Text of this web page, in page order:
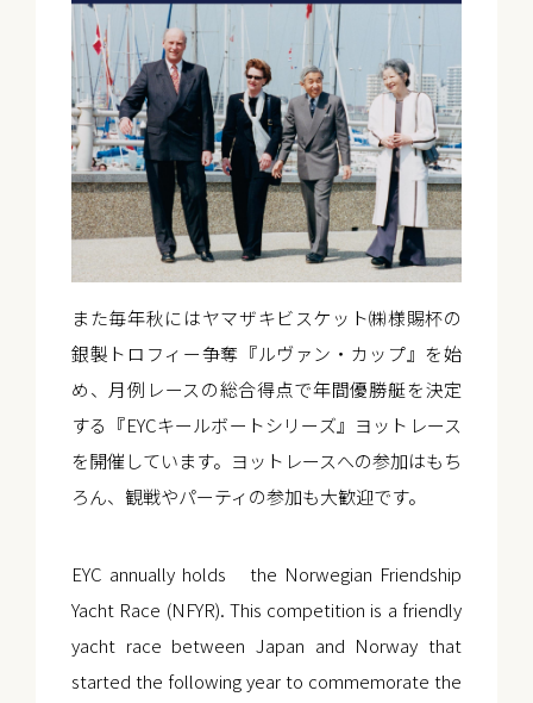
また毎年秋にはヤマザキビスケット㈱様賜杯の
銀製トロフィー争奪『ルヴァン・カップ』を始
め、月例レースの総合得点で年間優勝艇を決定
する『EYCキールボートシリーズ』ヨットレース
を開催しています。ヨットレースへの参加はもち
ろん、観戦やパーティの参加も大歓迎です。
EYC annually holds the Norwegian Friendship
Yacht Race (NFYR). This competition is a friendly
yacht race between Japan and Norway that
started the following year to commemorate the